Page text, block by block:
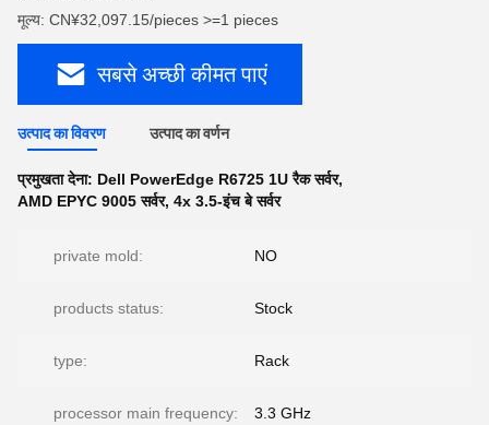
मूल्य: CN¥32,097.15/pieces >=1 pieces
सबसे अच्छी कीमत पाएं
उत्पाद का विवरण उत्पाद का वर्णन
प्रमुखता देना: Dell PowerEdge R6725 1U रैक सर्वर,
AMD EPYC 9005 सर्वर, 4x 3.5-इंच बे सर्वर
private mold: NO
products status: Stock
type: Rack
processor main frequency: 3.3 GHz